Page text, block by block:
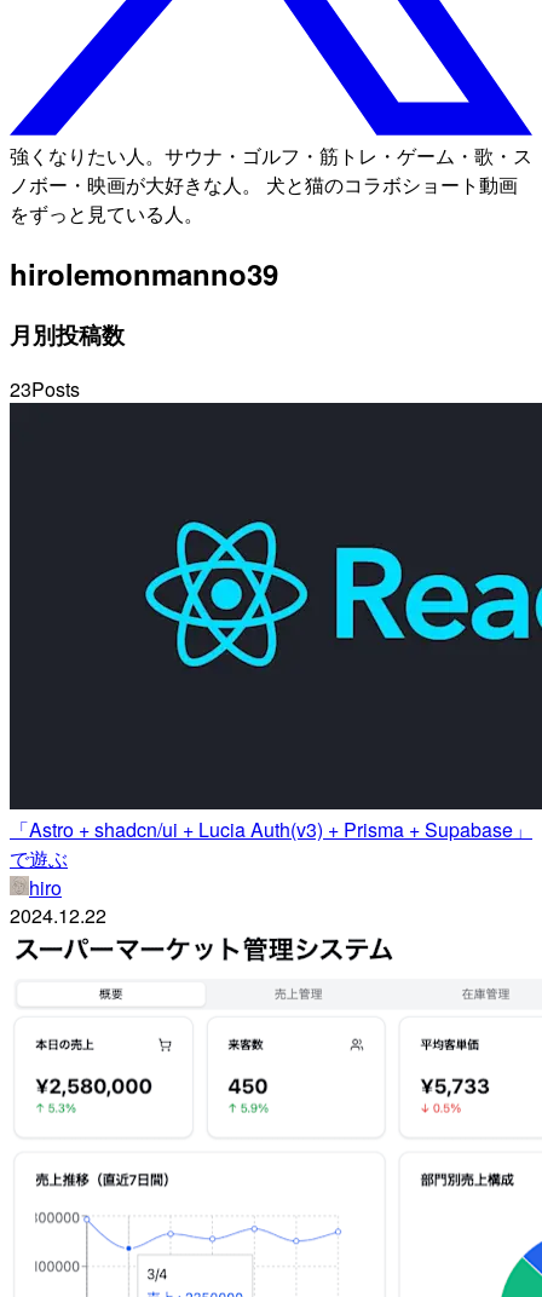
強くなりたい人。サウナ・ゴルフ・筋トレ・ゲーム・歌・ス
ノボー・映画が大好きな人。 犬と猫のコラボショート動画
をずっと見ている人。
hirolemonmanno39
月別投稿数
23Posts
「Astro + shadcn/ui + Lucia Auth(v3) + Prisma + Supabase」
で遊ぶ
hiro
2024.12.22